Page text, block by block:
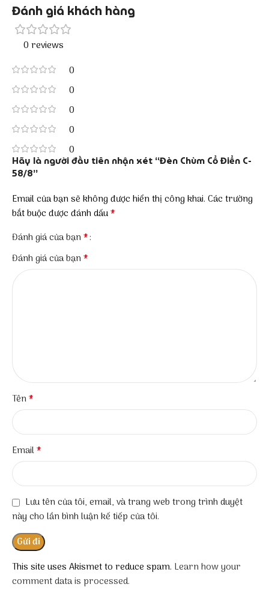
Đánh giá khách hàng
0 reviews
0
0
0
0
0
Hãy là người đầu tiên nhận xét “Đèn Chùm Cổ Điển C-
58/8”
Email của bạn sẽ không được hiển thị công khai. Các trường
bắt buộc được đánh dấu*
Đánh giá của bạn*
Đánh giá của bạn*
Tên*
Email*
Lưu tên của tôi, email, và trang web trong trình duyệt
này cho lần bình luận kế tiếp của tôi.
This site uses Akismet to reduce spam. Learn how your
comment data is processed.